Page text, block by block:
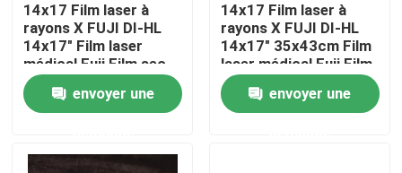
Aperçu
14x17 Film laser à
rayons X FUJI DI-HL
14x17" Film laser
médical Fuji Film sec
envoyer une
14x17 Film laser à
rayons X FUJI DI-HL
14x17" 35x43cm Film
laser médical Fuji Film
sec
envoyer une